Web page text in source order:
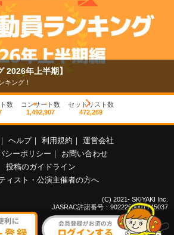
2026年上半期】
キング！
数
コンサート数
1,492,907
セットリスト数
472,269
｜ ヘルプ｜ 利用規約 ｜ 運営会社
シーポリシー ｜
お問い合わせ
投稿のガイドライン
ィスト・公演主催者の方へ
(C) 2021- SKIYAKI Inc.
JASRAC許諾番号：9022255001Y45037